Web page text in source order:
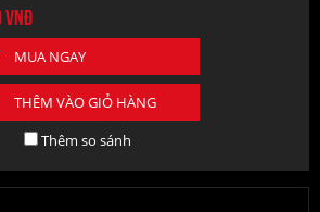
vnđ
MUA NGAY
THÊM VÀO GIỎ HÀNG
Thêm so sánh